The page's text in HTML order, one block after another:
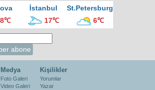
İstanbul
St.Petersburg
8℃
17℃ 6℃
Medya
Foto Galeri
Video Galeri
Kişilikler
Yorumlar
Yazar